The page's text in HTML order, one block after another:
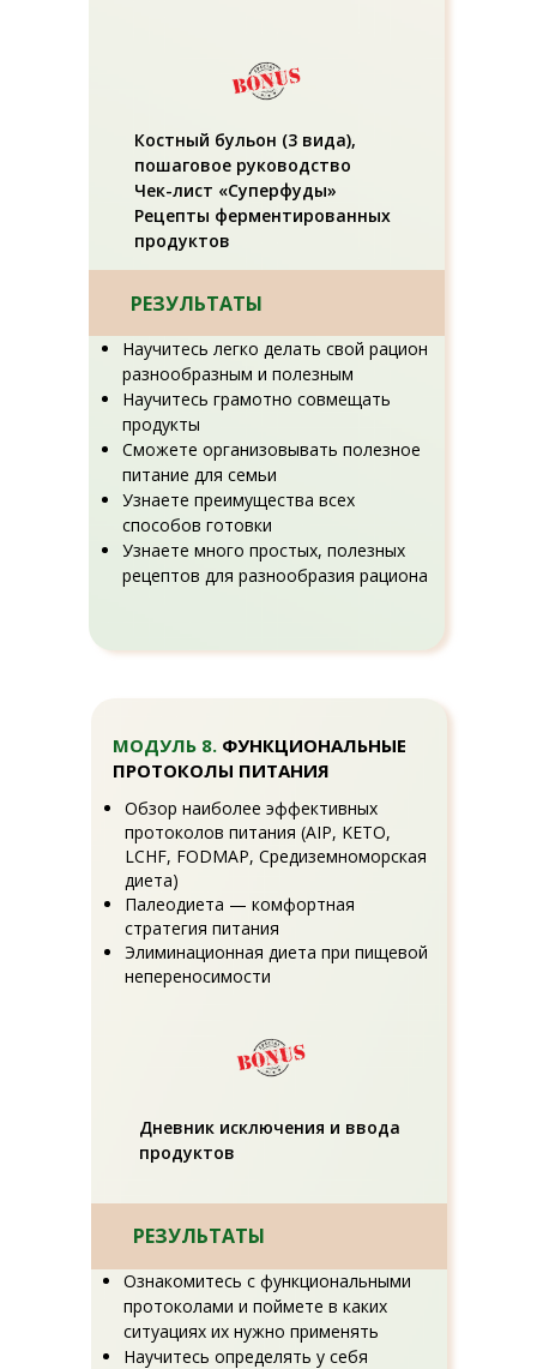
Научитесь легко делать свой рацион
разнообразным и полезным
Научитесь грамотно совмещать
продукты
Сможете организовывать полезное
питание для семьи
Узнаете преимущества всех
способов готовки
Узнаете много простых, полезных
рецептов для разнообразия рациона
МОДУЛЬ 8. ФУНКЦИОНАЛЬНЫЕ
ПРОТОКОЛЫ ПИТАНИЯ
Обзор наиболее эффективных
протоколов питания (AIP, KETO,
LCHF, FODMAP, Средиземноморская
диета)
Палеодиета — комфортная
стратегия питания
Элиминационная диета при пищевой
непереносимости
Ознакомитесь с функциональными
протоколами и поймете в каких
ситуациях их нужно применять
Научитесь определять у себя
Костный бульон (3 вида),
пошаговое руководство
Чек-лист «Суперфуды»
Рецепты ферментированных
продуктов
Дневник исключения и ввода
продуктов
РЕЗУЛЬТАТЫ
РЕЗУЛЬТАТЫ